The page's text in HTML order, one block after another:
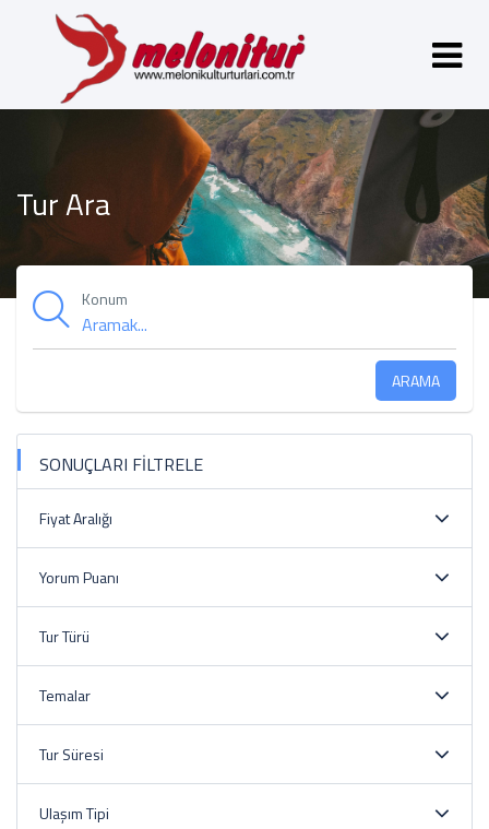
Tur Ara
Konum
ARAMA
SONUÇLARI FİLTRELE
Fiyat Aralığı
Yorum Puanı
Tur Türü
Temalar
Tur Süresi
Ulaşım Tipi